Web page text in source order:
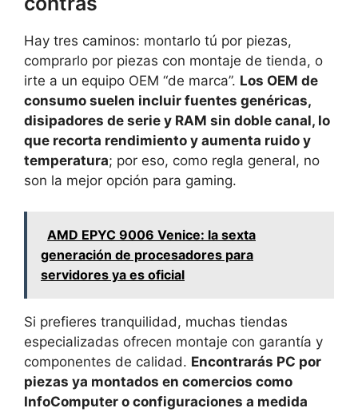
Hay tres caminos: montarlo tú por piezas,
comprarlo por piezas con montaje de tienda, o
irte a un equipo OEM “de marca”. Los OEM de
consumo suelen incluir fuentes genéricas,
disipadores de serie y RAM sin doble canal, lo
que recorta rendimiento y aumenta ruido y
temperatura; por eso, como regla general, no
son la mejor opción para gaming.
AMD EPYC 9006 Venice: la sexta
generación de procesadores para
servidores ya es oficial
Si prefieres tranquilidad, muchas tiendas
especializadas ofrecen montaje con garantía y
componentes de calidad. Encontrarás PC por
piezas ya montados en comercios como
InfoComputer o configuraciones a medida